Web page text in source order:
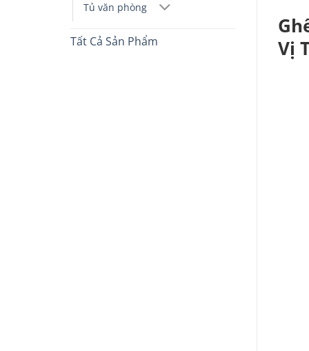
Tủ văn phòng
Tất Cả Sản Phẩm
Vị